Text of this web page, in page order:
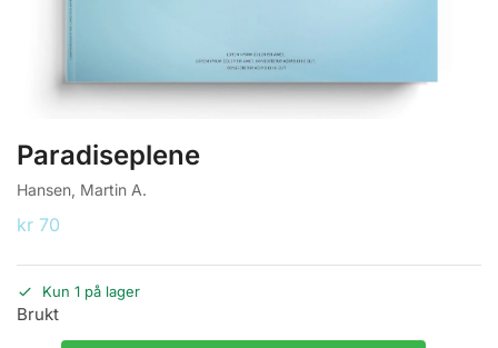
Paradiseplene
Hansen, Martin A.
kr 70
Kun 1 på lager
Brukt